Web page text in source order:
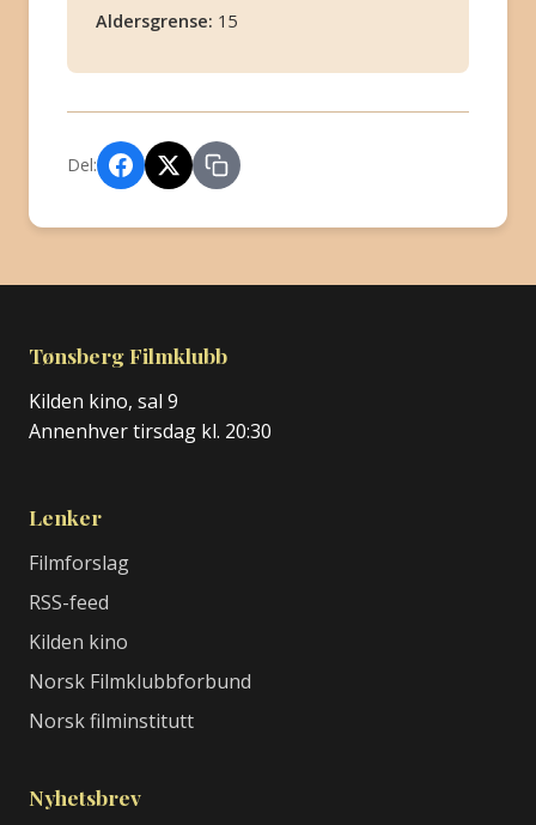
Aldersgrense: 15
Del:
Tønsberg Filmklubb
Kilden kino, sal 9
Annenhver tirsdag kl. 20:30
Lenker
Filmforslag
RSS-feed
Kilden kino
Norsk Filmklubbforbund
Norsk filminstitutt
Nyhetsbrev